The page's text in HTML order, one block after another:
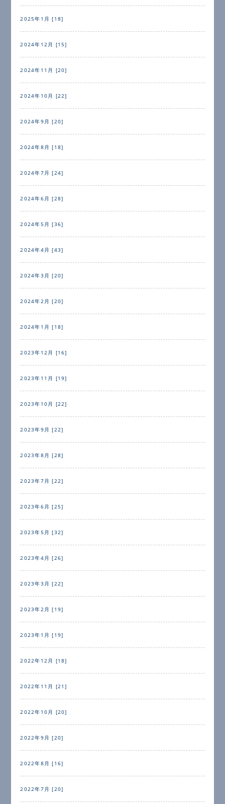
2025年1月 [18]
2024年12月 [15]
2024年11月 [20]
2024年10月 [22]
2024年9月 [20]
2024年8月 [18]
2024年7月 [24]
2024年6月 [28]
2024年5月 [36]
2024年4月 [43]
2024年3月 [20]
2024年2月 [20]
2024年1月 [18]
2023年12月 [16]
2023年11月 [19]
2023年10月 [22]
2023年9月 [22]
2023年8月 [28]
2023年7月 [22]
2023年6月 [25]
2023年5月 [32]
2023年4月 [26]
2023年3月 [22]
2023年2月 [19]
2023年1月 [19]
2022年12月 [18]
2022年11月 [21]
2022年10月 [20]
2022年9月 [20]
2022年8月 [16]
2022年7月 [20]